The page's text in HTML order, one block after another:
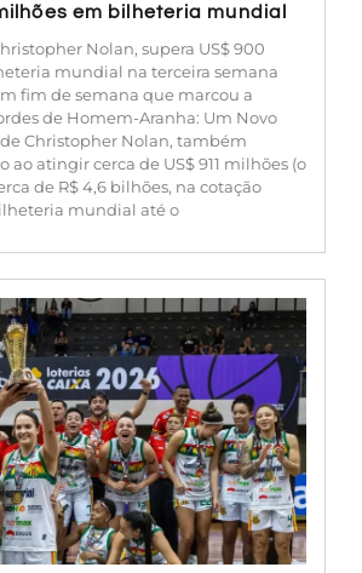
em bilheteria mundial
Nolan, supera US$ 900
mundial na terceira semana
fim de semana que marcou a
de Homem-Aranha: Um Novo
de Christopher Nolan, também
ao atingir cerca de US$ 911 milhões (o
de R$ 4,6 bilhões, na cotação
mundial até o